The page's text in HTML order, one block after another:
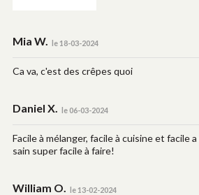
Mia W. le 18-03-2024
Ca va, c'est des crêpes quoi
Daniel X. le 06-03-2024
Facile à mélanger, facile à cuisine et facile
sain super facile à faire!
William O. le 13-02-2024